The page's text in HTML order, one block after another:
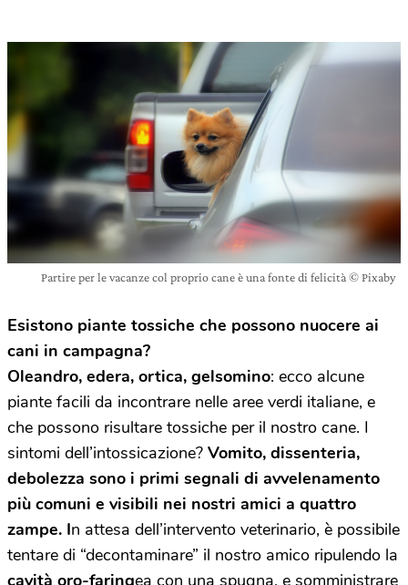
Partire per le vacanze col proprio cane è una fonte di felicità © Pixaby
Esistono piante tossiche che possono nuocere ai
cani in campagna?
Oleandro, edera, ortica, gelsomino: ecco alcune
piante facili da incontrare nelle aree verdi italiane, e
che possono risultare tossiche per il nostro cane. I
sintomi dell’intossicazione? Vomito, dissenteria,
debolezza sono i primi segnali di avvelenamento
più comuni e visibili nei nostri amici a quattro
zampe. In attesa dell’intervento veterinario, è possibile
tentare di “decontaminare” il nostro amico ripulendo la
cavità oro-faringea con una spugna, e somministrare